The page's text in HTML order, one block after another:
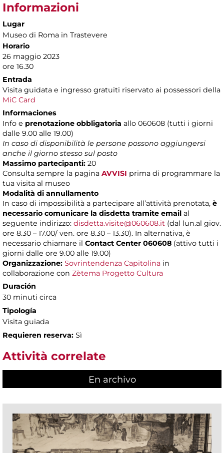
Informazioni
Lugar
Museo di Roma in Trastevere
Horario
26 maggio 2023
ore 16.30
Entrada
Visita guidata e ingresso gratuiti riservato ai possessori della
MiC Card
Informaciones
Info e prenotazione obbligatoria allo 060608 (tutti i giorni
dalle 9.00 alle 19.00)
In caso di disponibilità le persone possono aggiungersi
anche il giorno stesso sul posto
Massimo partecipanti: 20
Consulta sempre la pagina AVVISI prima di programmare la
tua visita al museo
Modalità di annullamento
In caso di impossibilità a partecipare all’attività prenotata, è
necessario comunicare la disdetta tramite email al
seguente indirizzo: disdetta.visite@060608.it (dal lun.al giov.
ore 8.30 – 17.00/ ven. ore 8.30 – 13.30). In alternativa, è
necessario chiamare il Contact Center 060608 (attivo tutti i
giorni dalle ore 9.00 alle 19.00)
Organizzazione: Sovrintendenza Capitolina in
collaborazione con Zètema Progetto Cultura
Duración
30 minuti circa
Tipología
Visita guiada
Requieren reserva: Sì
Attività correlate
En archivo